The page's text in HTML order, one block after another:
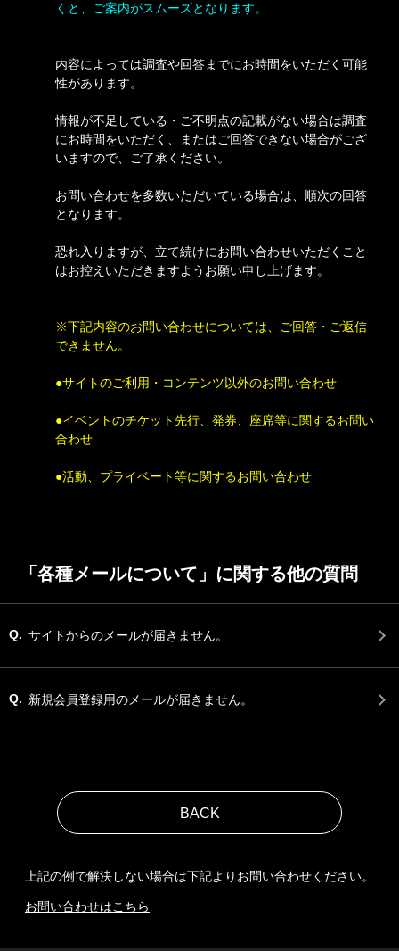
くと、ご案内がスムーズとなります。
内容によっては調査や回答までにお時間をいただく可能
性があります。
情報が不足している・ご不明点の記載がない場合は調査
にお時間をいただく、またはご回答できない場合がござ
いますので、ご了承ください。
お問い合わせを多数いただいている場合は、順次の回答
となります。
恐れ入りますが、立て続けにお問い合わせいただくこと
はお控えいただきますようお願い申し上げます。
※下記内容のお問い合わせについては、ご回答・ご返信
できません。
●サイトのご利用・コンテンツ以外のお問い合わせ
●イベントのチケット先行、発券、座席等に関するお問い
合わせ
●活動、プライベート等に関するお問い合わせ
「各種メールについて」に関する他の質問
Q. サイトからのメールが届きません。
Q. 新規会員登録用のメールが届きません。
上記の例で解決しない場合は下記よりお問い合わせください。
お問い合わせはこちら